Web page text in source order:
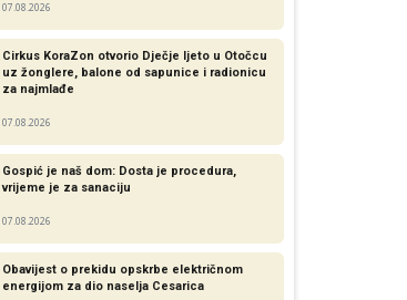
07.08.2026
Cirkus KoraZon otvorio Dječje ljeto u Otočcu
uz žonglere, balone od sapunice i radionicu
za najmlađe
07.08.2026
Gospić je naš dom: Dosta je procedura,
vrijeme je za sanaciju
07.08.2026
Obavijest o prekidu opskrbe električnom
energijom za dio naselja Cesarica